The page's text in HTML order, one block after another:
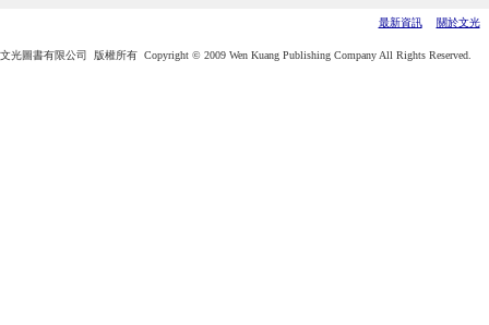
最新資訊 關於文光
文光圖書有限公司 版權所有 Copyright © 2009 Wen Kuang Publishing Company All Rights Reserved.